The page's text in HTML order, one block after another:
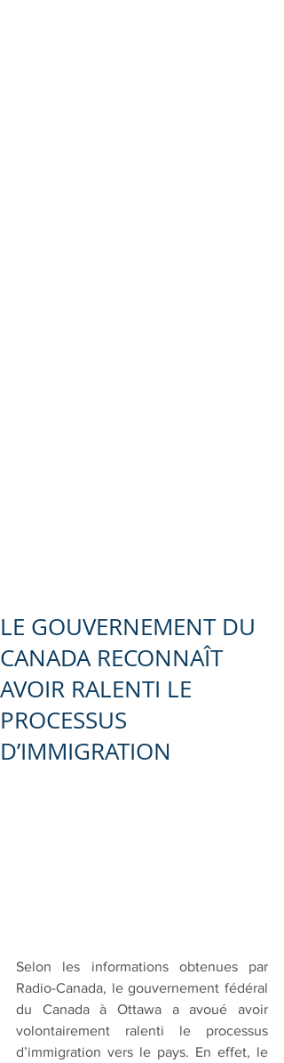
LE GOUVERNEMENT DU
CANADA RECONNAÎT
AVOIR RALENTI LE
PROCESSUS
D’IMMIGRATION
Selon les informations obtenues par
Radio-Canada, le gouvernement fédéral
du Canada à Ottawa a avoué avoir
volontairement ralenti le processus
d’immigration vers le pays. En effet, le